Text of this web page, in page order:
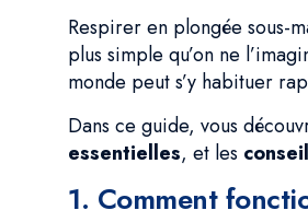
Respirer en plongée sous-
plus simple qu’on ne
monde peut s’y habituer
Dans ce guide, vous
essentielles, et les
1. Comment